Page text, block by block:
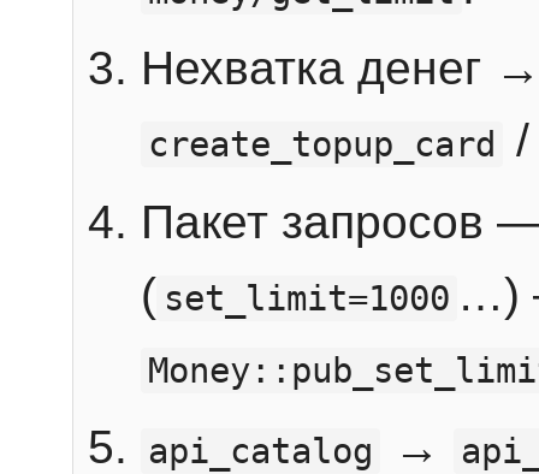
Нехватка денег
create_topup_card
Пакет запросов
( set_limit=1000 …)
api_catalog
→